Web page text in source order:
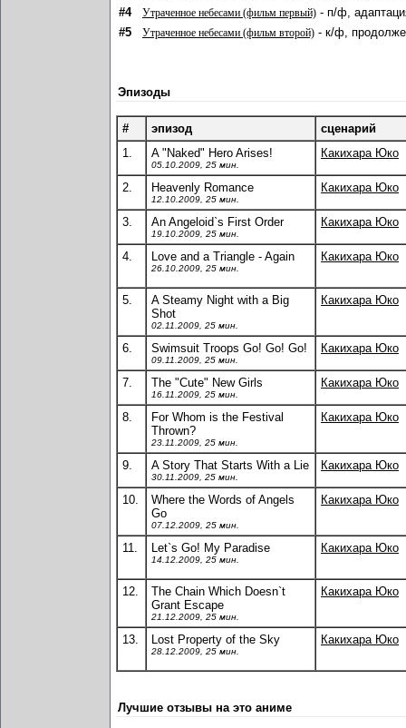
#4
Утраченное небесами (фильм первый) - п/ф,
#5
Утраченное небесами (фильм второй) - к/ф,
Эпизоды
# эпизод
сценарий
1.
A "Naked" Hero Arises!
05.10.2009, 25 мин.
Какихара Юко
2. Heavenly Romance
12.10.2009, 25 мин.
Какихара Юко
3. An Angeloid`s First Order
19.10.2009, 25 мин.
Какихара Юко
4. Love and a Triangle - Again
26.10.2009, 25 мин.
Какихара Юко
5.
A Steamy Night with a Big
Shot
02.11.2009, 25 мин.
Какихара Юко
6. Swimsuit Troops Go! Go! Go!
09.11.2009, 25 мин.
Какихара Юко
7. The "Cute" New Girls
16.11.2009, 25 мин.
Какихара Юко
8.
For Whom is the Festival
Thrown?
23.11.2009, 25 мин.
Какихара Юко
9. A Story That Starts With a Lie
30.11.2009, 25 мин.
Какихара Юко
10.
Where the Words of Angels
Go
07.12.2009, 25 мин.
Какихара Юко
11. Let`s Go! My Paradise
14.12.2009, 25 мин.
Какихара Юко
12.
The Chain Which Doesn`t
Grant Escape
21.12.2009, 25 мин.
Какихара Юко
13. Lost Property of the Sky
28.12.2009, 25 мин.
Какихара Юко
Лучшие отзывы на это аниме